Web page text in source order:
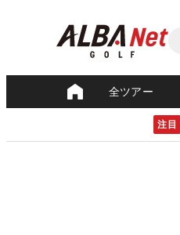
全ツアー
注目